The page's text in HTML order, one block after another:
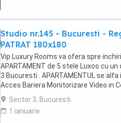
Studio nr.145 - Bucuresti -
PATRAT 180x180
Vip Luxury Rooms va ofera spre
APARTAMENT de 5 stele Luxos cu
3 Bucuresti . APARTAMENTUL se alfa
Acces Bariera Monitorizare Video in
Sector 3 ) Loc de parcare PRIVAT in
Sector 3, Bucuresti
1 ianuarie